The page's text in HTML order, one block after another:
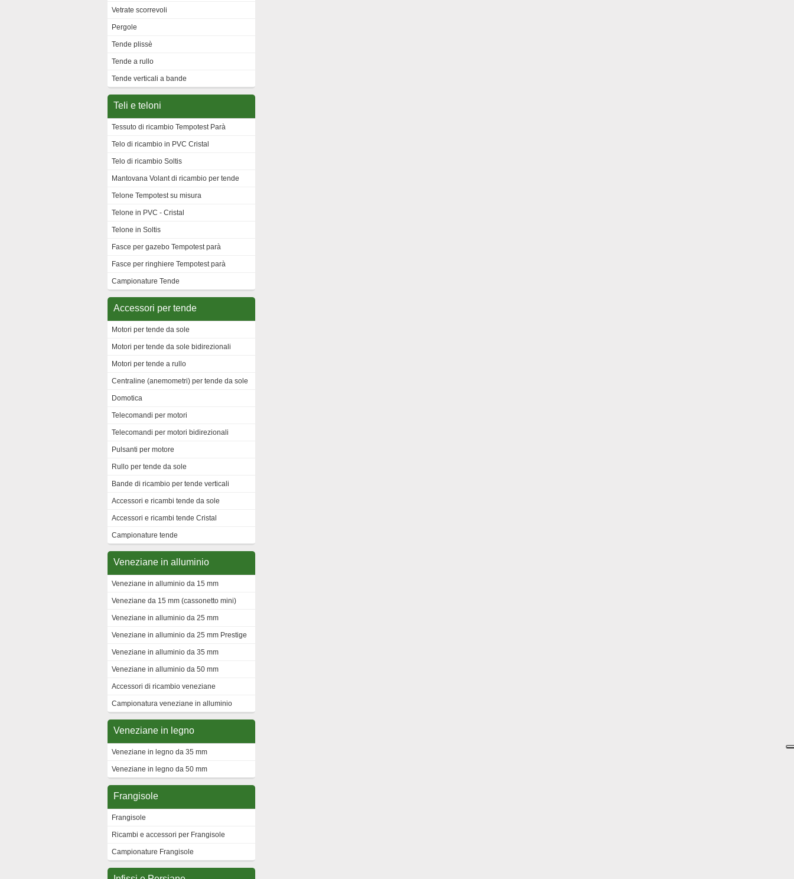
Vetrate scorrevoli
Pergole
Tende plissè
Tende a rullo
Tende verticali a bande
Teli e teloni
Tessuto di ricambio Tempotest Parà
Telo di ricambio in PVC Cristal
Telo di ricambio Soltis
Mantovana Volant di ricambio per tende
Telone Tempotest su misura
Telone in PVC - Cristal
Telone in Soltis
Fasce per gazebo Tempotest parà
Fasce per ringhiere Tempotest parà
Campionature Tende
Accessori per tende
Motori per tende da sole
Motori per tende da sole bidirezionali
Motori per tende a rullo
Centraline (anemometri) per tende da sole
Domotica
Telecomandi per motori
Telecomandi per motori bidirezionali
Pulsanti per motore
Rullo per tende da sole
Bande di ricambio per tende verticali
Accessori e ricambi tende da sole
Accessori e ricambi tende Cristal
Campionature tende
Veneziane in alluminio
Veneziane in alluminio da 15 mm
Veneziane da 15 mm (cassonetto mini)
Veneziane in alluminio da 25 mm
Veneziane in alluminio da 25 mm Prestige
Veneziane in alluminio da 35 mm
Veneziane in alluminio da 50 mm
Accessori di ricambio veneziane
Campionatura veneziane in alluminio
Veneziane in legno
Veneziane in legno da 35 mm
Veneziane in legno da 50 mm
Frangisole
Frangisole
Ricambi e accessori per Frangisole
Campionature Frangisole